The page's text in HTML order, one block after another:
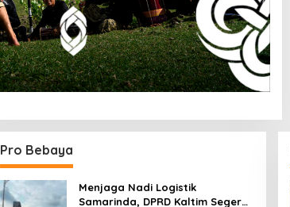
Pro Bebaya
Menjaga Nadi Logistik
Samarinda, DPRD Kaltim Segera